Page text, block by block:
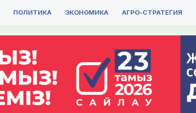
ПОЛИТИКА ЭКОНОМИКА АГРО-СТРАТЕГИЯ